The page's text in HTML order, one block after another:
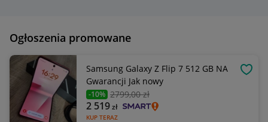
Ogłoszenia promowane
Samsung Galaxy Z Flip 7 512 GB NA
Gwarancji Jak nowy
-10% 2799,00 zł
KUP TERAZ
2 519zł